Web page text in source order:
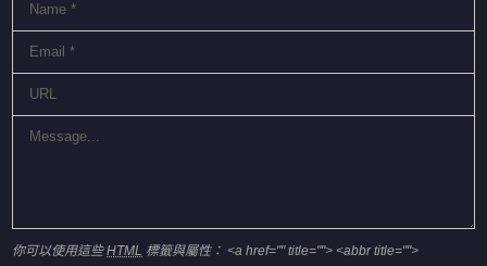
你可以使用這些HTML 標籤與屬性：<a href="" title=""> <abbr title="">